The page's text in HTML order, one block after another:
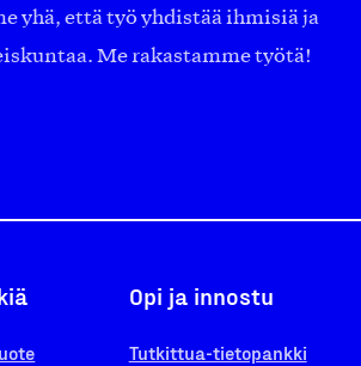
yhä, että työ yhdistää ihmisiä ja
Me rakastamme työtä!
Opi ja innostu
Tutkittua-tietopankki